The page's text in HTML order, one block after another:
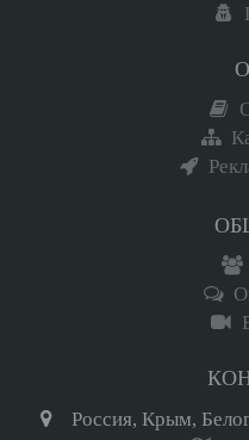
Россия, Крым,